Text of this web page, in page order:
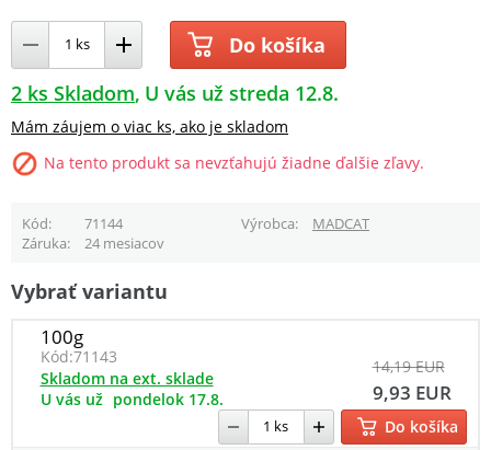
Do košíka
2 ks Skladom U vás už streda 12.8.
Mám záujem o viac ks, ako je skladom
Na tento produkt sa nevzťahujú žiadne ďalšie zľavy.
Kód 71144 Výrobca
MADCAT
Záruka
24 mesiacov
Vybrať variantu
100g
Kód:71143 14,19 EUR
9,93 EUR
Skladom na ext. sklade
U vás už pondelok 17.8.
Do košíka